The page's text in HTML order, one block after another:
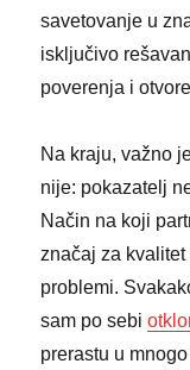
savetovanje u
isključivo
poverenja i
Na kraju, važno
nije: pokazatelj
Način na koji
značaj za
problemi.
sam po sebi
prerastu u